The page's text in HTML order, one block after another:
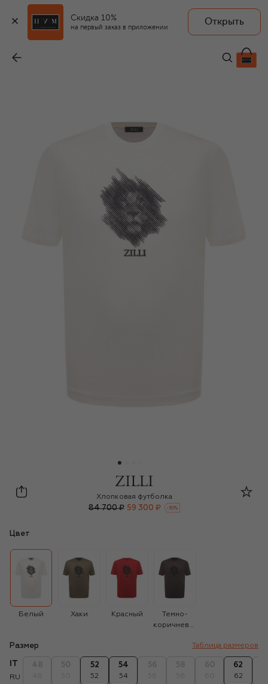
Скидка 10%
на первый заказ в приложении
Открыть
59 300 ₽
Zilli
Хлопковая футболка
84 700 ₽ 59 300 ₽ -30%
Цвет
Белый Хаки Красный
Темно-
коричневый
Размер Таблица размеров
RU
52
52
54
54
62
62